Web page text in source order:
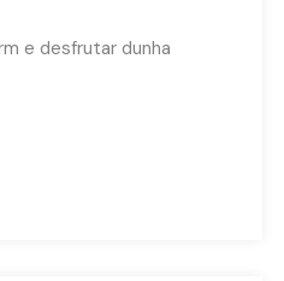
e desfrutar dunha